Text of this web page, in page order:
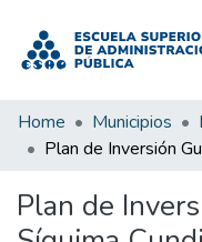
Home Municipios
Plan de